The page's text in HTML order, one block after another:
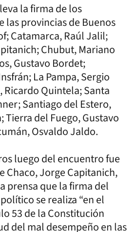
la firma de los
las provincias de Buenos
Catamarca, Raúl Jalil;
Chubut, Mariano
Gustavo Bordet;
La Pampa, Sergio
Ricardo Quintela; Santa
Santiago del Estero,
Tierra del Fuego, Gustavo
Osvaldo Jaldo.
luego del encuentro fue
Chaco, Jorge Capitanich,
prensa que la firma del
se realiza “en el
53 de la Constitución
del mal desempeño en las